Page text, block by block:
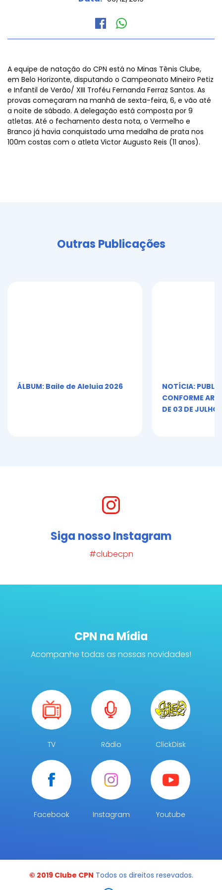
A equipe de natação do CPN está no Minas Tênis Clube,
em Belo Horizonte, disputando o Campeonato Mineiro Petiz
e Infantil de Verão/ XIII Troféu Fernanda Ferraz Santos. As
provas começaram na manhã de sexta-feira, 6, e vão até
a noite de sábado. A delegação está composta por 9
atletas. Até o fechamento desta nota, o Vermelho e
Branco já havia conquistado uma medalha de prata nos
100m costas com o atleta Victor Augusto Reis (11 anos).
Outras Publicações
ÁLBUM: Baile de Aleluia 2026
NOTÍCIA:
CONFORME ART.
DE 03 DE JULHO
Siga nosso Instagram
#clubecpn
CPN na Mídia
Acompanhe todas as nossas novidades!
TV Rádio ClickDisk
Facebook Instagram Youtube
© 2019 Clube CPN Todos os direitos resevados.